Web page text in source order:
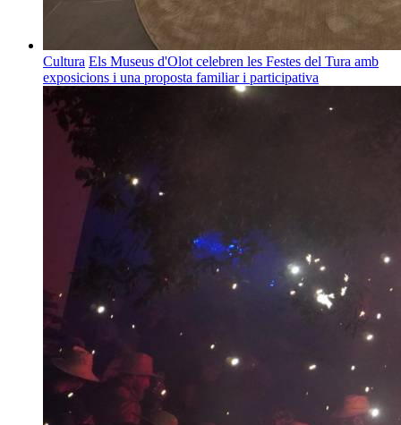
Cultura Els Museus d'Olot celebren les Festes del Tura amb
exposicions i una proposta familiar i participativa